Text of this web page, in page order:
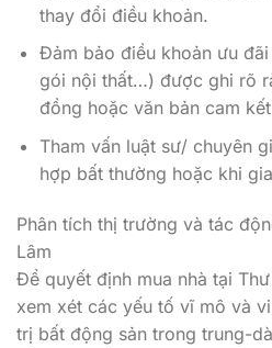
thay đổi điều khoản.
Đảm bảo điều khoản ưu
gói nội thất…) được ghi rõ
đồng hoặc văn bản cam
Tham vấn luật sư/ chuyên
hợp bất thường hoặc khi
Phân tích thị trường và tác
Lâm
Để quyết định mua nhà tại
xem xét các yếu tố vĩ mô và
trị bất động sản trong trung-